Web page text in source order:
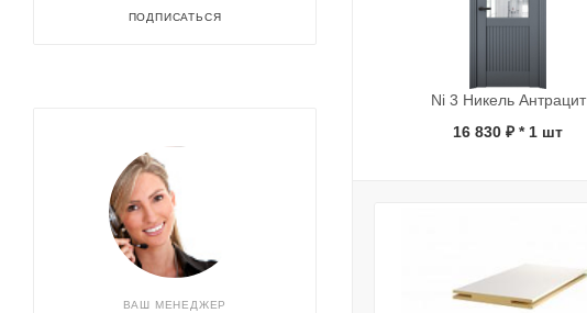
Ni 3 Никель Антрацит
16 830 ₽ * 1 шт
ПОДПИСАТЬСЯ
ВАШ МЕНЕДЖЕР